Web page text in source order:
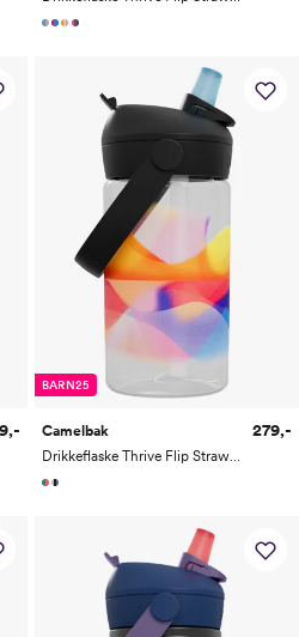
BARN25
Camelbak
Drikkeflaske Thrive Flip Straw Kids 0,4L
279,-